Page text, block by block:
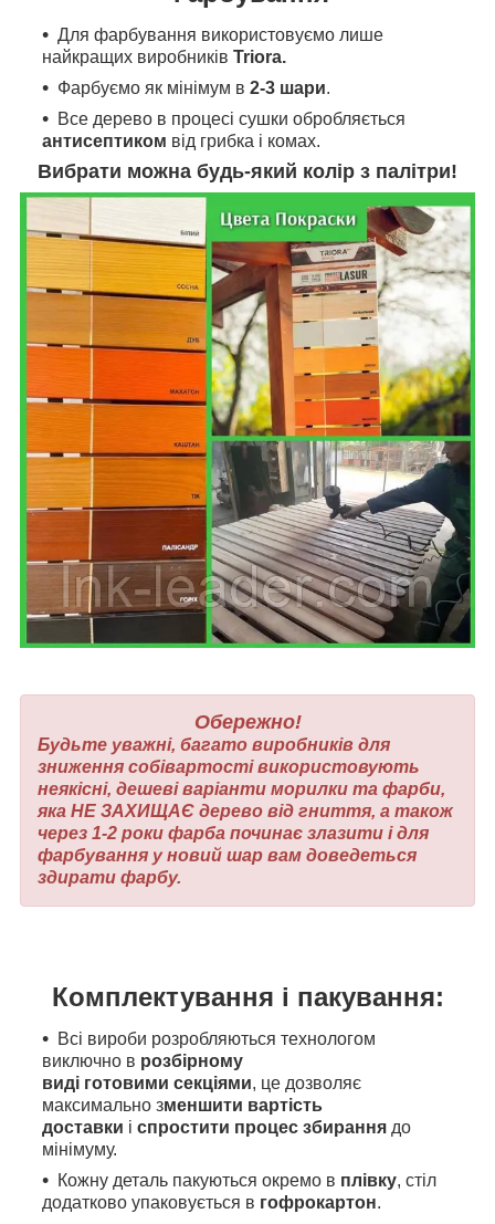
Для фарбування використовуємо лише
найкращих виробників Triora.
Фарбуємо як мінімум в 2-3 шари.
Все дерево в процесі сушки обробляється
антисептиком від грибка і комах.
Вибрати можна будь-який колір з палітри!
Обережно!
Будьте уважні, багато виробників для
зниження собівартості використовують
неякісні, дешеві варіанти морилки та фарби,
яка НЕ ЗАХИЩАЄ дерево від гниття, а також
через 1-2 роки фарба починає злазити і для
фарбування у новий шар вам доведеться
здирати фарбу.
Комплектування і пакування:
Всі вироби розробляються технологом
виключно в розбірному
виді готовими секціями, це дозволяє
максимально зменшити вартість
доставки і спростити процес збирання до
мінімуму.
Кожну деталь пакуються окремо в плівку, стіл
додатково упаковується в гофрокартон.